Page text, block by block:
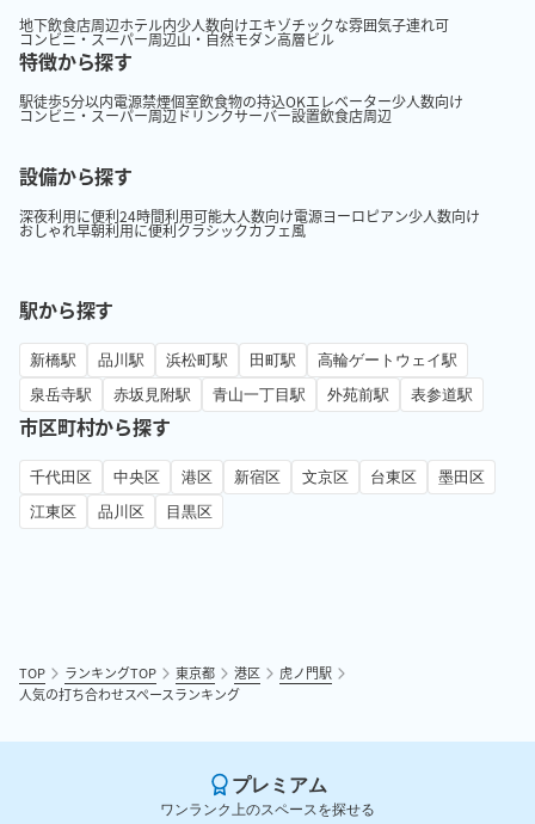
地下飲食店周辺ホテル内少人数向けエキゾチックな雰囲気子連れ可
コンビニ・スーパー周辺山・自然モダン高層ビル
特徴から探す
駅徒歩5分以内電源禁煙個室飲食物の持込OKエレベーター少人数向け
コンビニ・スーパー周辺ドリンクサーバー設置飲食店周辺
設備から探す
深夜利用に便利24時間利用可能大人数向け電源ヨーロピアン少人数向け
おしゃれ早朝利用に便利クラシックカフェ風
駅から探す
新橋駅 品川駅 浜松町駅 田町駅
高輪ゲートウェイ駅
泉岳寺駅
赤坂見附駅 青山一丁目駅 外苑前駅 表参道駅
市区町村から探す
千代田区 中央区 港区 新宿区 文京区 台東区
墨田区
江東区
品川区 目黒区
TOP ランキングTOP 東京都 港区
虎ノ門駅
人気の打ち合わせスペースランキング
プレミアム
ワンランク上のスペースを探せる